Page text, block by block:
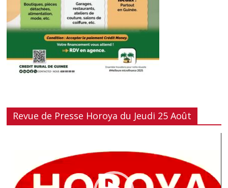
Revue de Presse Horoya du Jeudi 25 Août